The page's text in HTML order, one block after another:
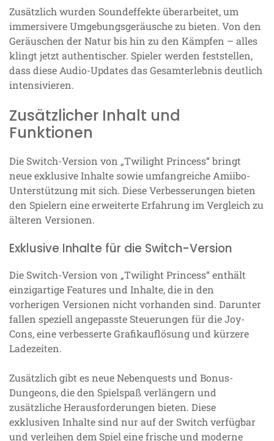
Zusätzlich wurden Soundeffekte überarbeitet, um
immersivere Umgebungsgeräusche zu bieten. Von den
Geräuschen der Natur bis hin zu den Kämpfen – alles
klingt jetzt authentischer. Spieler werden feststellen,
dass diese Audio-Updates das Gesamterlebnis deutlich
intensivieren.
Zusätzlicher Inhalt und
Funktionen
Die Switch-Version von „Twilight Princess“ bringt
neue exklusive Inhalte sowie umfangreiche Amiibo-
Unterstützung mit sich. Diese Verbesserungen bieten
den Spielern eine erweiterte Erfahrung im Vergleich zu
älteren Versionen.
Exklusive Inhalte für die Switch-Version
Die Switch-Version von „Twilight Princess“ enthält
einzigartige Features und Inhalte, die in den
vorherigen Versionen nicht vorhanden sind. Darunter
fallen speziell angepasste Steuerungen für die Joy-
Cons, eine verbesserte Grafikauflösung und kürzere
Ladezeiten.
Zusätzlich gibt es neue Nebenquests und Bonus-
Dungeons, die den Spielspaß verlängern und
zusätzliche Herausforderungen bieten. Diese
exklusiven Inhalte sind nur auf der Switch verfügbar
und verleihen dem Spiel eine frische und moderne